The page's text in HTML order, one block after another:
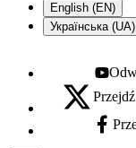
English (EN)
Українська (UA)
Youtube
X - otwiera się